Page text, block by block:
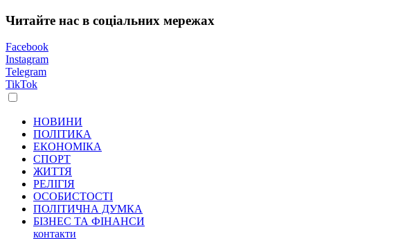
Читайте нас в соціальних мережах
Facebook
Instagram
Telegram
TikTok
НОВИНИ
ПОЛІТИКА
ЕКОНОМІКА
СПОРТ
ЖИТТЯ
РЕЛІГІЯ
ОСОБИСТОСТІ
ПОЛІТИЧНА ДУМКА
БІЗНЕС ТА ФІНАНСИ
контакти